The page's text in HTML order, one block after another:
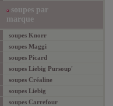
soupes par
marque
soupes Knorr
soupes Maggi
soupes Picard
soupes Liebig Pursoup'
soupes Créaline
soupes Liebig
soupes Carrefour